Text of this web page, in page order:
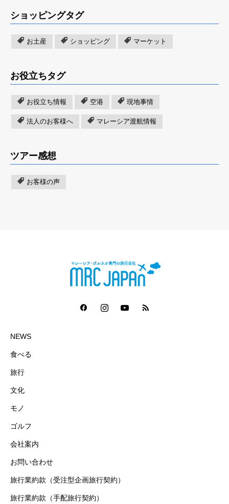
ショッピングタグ
お土産 ショッピング マーケット
お役立ちタグ
お役立ち情報 空港 現地事情
法人のお客様へ マレーシア渡航情報
ツアー感想
お客様の声
NEWS
食べる
旅行
文化
モノ
ゴルフ
会社案内
お問い合わせ
旅行業約款（受注型企画旅行契約）
旅行業約款（手配旅行契約）